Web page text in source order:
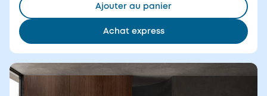
Ajouter au panier
Achat express